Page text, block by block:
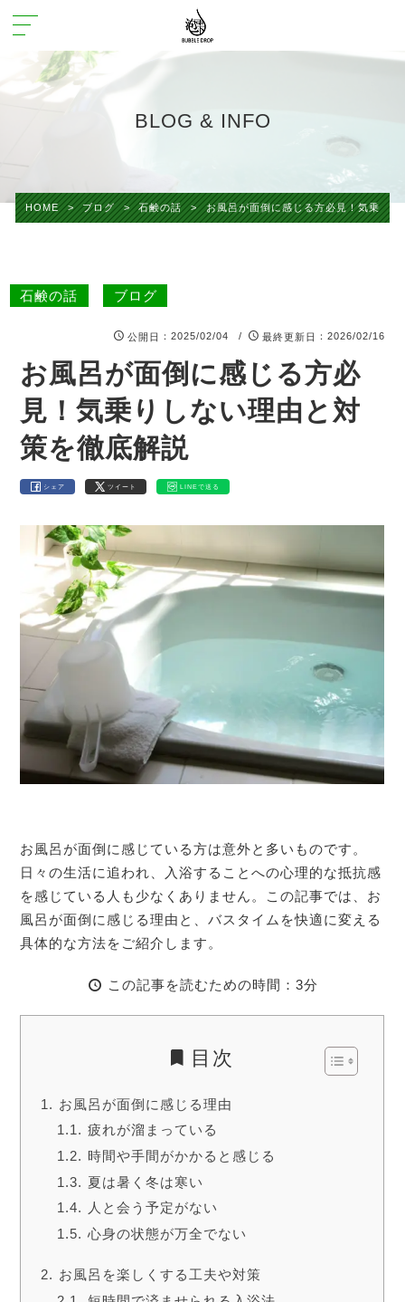
BLOG & INFO
HOME > ブログ > 石鹸の話 > お風呂が面倒に感じる方必見！気乗り
石鹸の話 ブログ
公開日 ：2025/02/04 / 最終更新日 ：2026/02/16
お風呂が面倒に感じる方必
見！気乗りしない理由と対
策を徹底解説
シェア ツイート LINEで送る
お風呂が面倒に感じている方は意外と多いものです。
日々の生活に追われ、入浴することへの心理的な抵抗感
を感じている人も少なくありません。この記事では、お
風呂が面倒に感じる理由と、バスタイムを快適に変える
具体的な方法をご紹介します。
この記事を読むための時間：3分
目次
お風呂が面倒に感じる理由
疲れが溜まっている
時間や手間がかかると感じる
夏は暑く冬は寒い
人と会う予定がない
心身の状態が万全でない
お風呂を楽しくする工夫や対策